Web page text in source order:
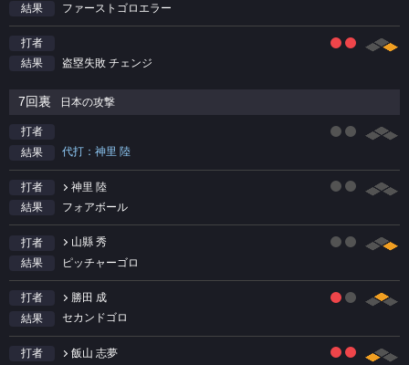
結果
ファーストゴロエラー
打者
結果
盗塁失敗 チェンジ
7回裏 日本の攻撃
打者
結果
代打：神里 陸
打者
神里 陸
結果
フォアボール
打者
山縣 秀
結果
ピッチャーゴロ
打者
勝田 成
結果
セカンドゴロ
打者
飯山 志夢